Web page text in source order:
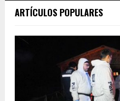
ARTÍCULOS POPULARES